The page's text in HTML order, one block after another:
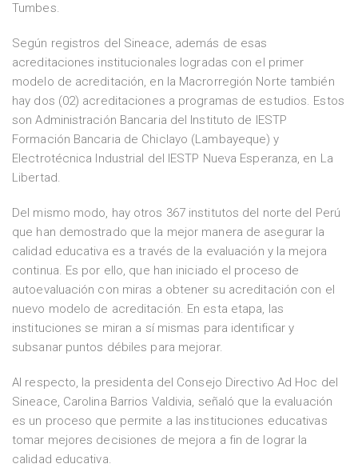
Tumbes.
Según registros del Sineace, además de esas
acreditaciones institucionales logradas con el primer
modelo de acreditación, en la Macrorregión Norte también
hay dos (02) acreditaciones a programas de estudios. Estos
son Administración Bancaria del Instituto de IESTP
Formación Bancaria de Chiclayo (Lambayeque) y
Electrotécnica Industrial del IESTP Nueva Esperanza, en La
Libertad.
Del mismo modo, hay otros 367 institutos del norte del Perú
que han demostrado que la mejor manera de asegurar la
calidad educativa es a través de la evaluación y la mejora
continua. Es por ello, que han iniciado el proceso de
autoevaluación con miras a obtener su acreditación con el
nuevo modelo de acreditación. En esta etapa, las
instituciones se miran a sí mismas para identificar y
subsanar puntos débiles para mejorar.
Al respecto, la presidenta del Consejo Directivo Ad Hoc del
Sineace, Carolina Barrios Valdivia, señaló que la evaluación
es un proceso que permite a las instituciones educativas
tomar mejores decisiones de mejora a fin de lograr la
calidad educativa.